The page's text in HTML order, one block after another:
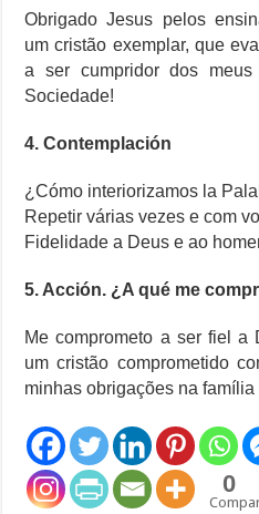
Obrigado Jesus pelos
um cristão exemplar, que
a ser cumpridor dos
Sociedade!
4. Contemplación
¿Cómo interiorizamos la
Repetir várias vezes e com
Fidelidade a Deus e ao
5. Acción. ¿A qué me
Me comprometo a ser fiel a
um cristão comprometido
minhas obrigações na
0